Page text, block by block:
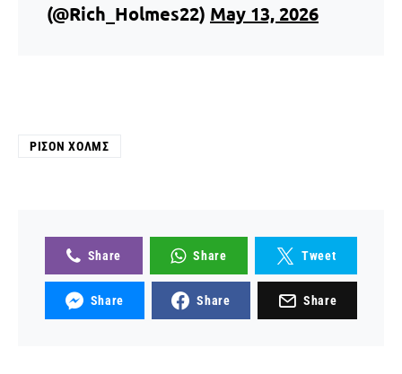
(@Rich_Holmes22) May 13, 2026
ΡΙΣΌΝ ΧΟΛΜΣ
Share Share Tweet
Share Share Share